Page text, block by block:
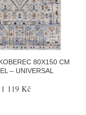
80X150 CM
– UNIVERSAL
1 119 Kč